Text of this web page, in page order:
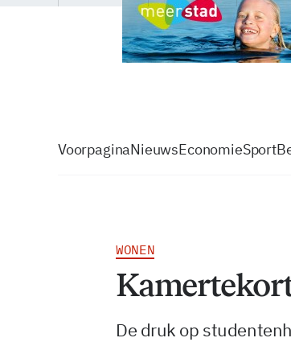
VoorpaginaNieuwsEconomieSport
WONEN
De druk op